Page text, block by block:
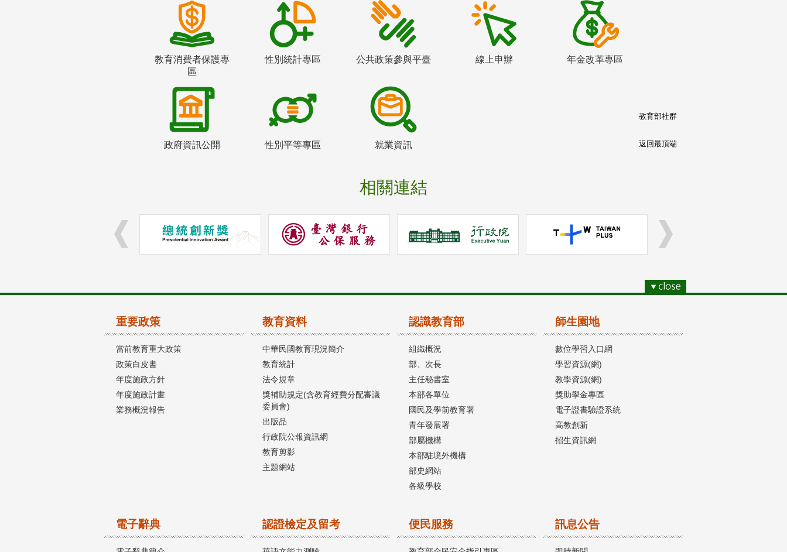
教育消費者保護專
區
性別統計專區 公共政策參與平臺 線上申辦 年金改革專區
政府資訊公開 性別平等專區 就業資訊
相關連結
教育部社群
返回最頂端
重要政策
當前教育重大政策
政策白皮書
年度施政方針
年度施政計畫
業務概況報告
教育資料
中華民國教育現況簡介
教育統計
法令規章
獎補助規定(含教育經費分配審議
委員會)
出版品
行政院公報資訊網
教育剪影
主題網站
認識教育部
組織概況
部、次長
主任秘書室
本部各單位
國民及學前教育署
青年發展署
部屬機構
本部駐境外機構
部史網站
各級學校
師生園地
數位學習入口網
學習資源(網)
教學資源(網)
獎助學金專區
電子證書驗證系統
高教創新
招生資訊網
電子辭典 認證檢定及留考 便民服務 訊息公告